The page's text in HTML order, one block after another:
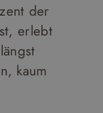
der
erlebt
kaum